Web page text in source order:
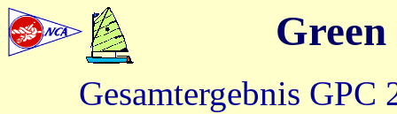
Gesamtergebnis GPC